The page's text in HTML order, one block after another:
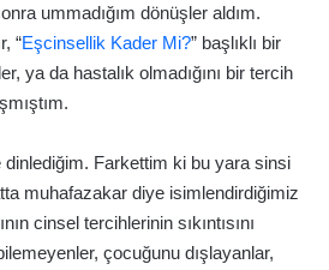
ummadığım dönüşler aldım.
“Eşcinsellik Kader Mi?” başlıklı bir
ya da hastalık olmadığını bir tercih
dinlediğim. Farkettim ki bu yara sinsi
muhafazakar diye isimlendirdiğimiz
cinsel tercihlerinin sıkıntısını
çocuğunu dışlayanlar,